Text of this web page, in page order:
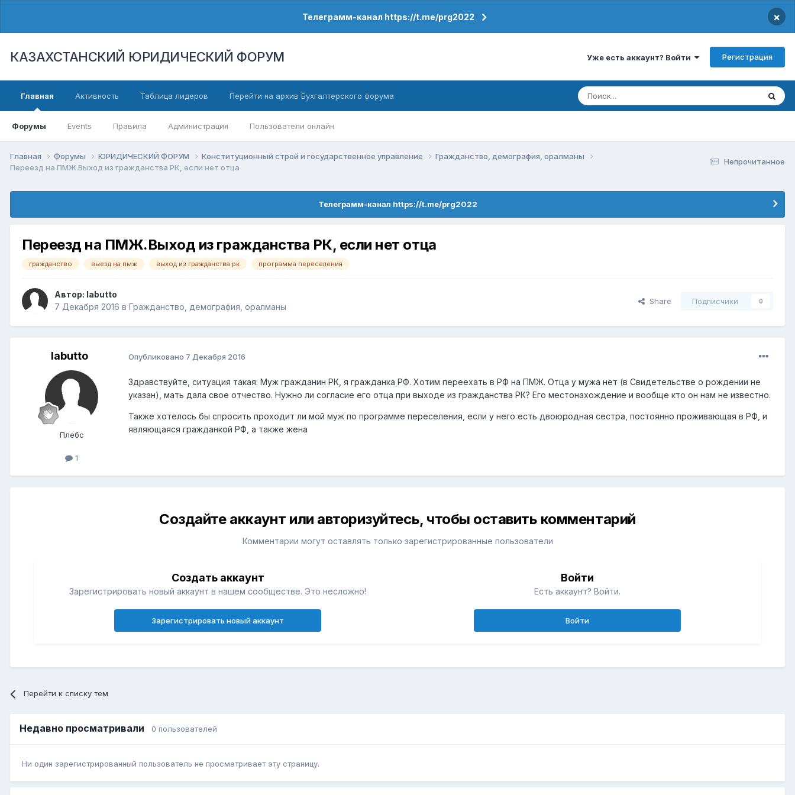
Телеграмм-канал https://t.me/prg2022 ×
КАЗАХСТАНСКИЙ ЮРИДИЧЕСКИЙ ФОРУМ Уже есть аккаунт? Войти Регистрация
Главная
Форумы Events Правила Администрация Пользователи онлайн
Активность Таблица лидеров Перейти на архив Бухгалтерского форума
Непрочитанное
Главная Форумы ЮРИДИЧЕСКИЙ ФОРУМ Конституционный строй и государственное управление
Гражданство, демография, оралманы
Переезд на ПМЖ.Выход из гражданства РК, если нет отца
Телеграмм-канал https://t.me/prg2022
Переезд на ПМЖ.Выход из гражданства РК, если нет отца
гражданство выезд на пмж выход из гражданства рк программа переселения
Автор: labutto
7 Декабря 2016 в Гражданство, демография, оралманы
Share Подписчики 0
labutto
Плебс
1
Опубликовано 7 Декабря 2016
Здравствуйте, ситуация такая: Муж гражданин РК, я гражданка РФ. Хотим переехать в РФ на ПМЖ. Отца у мужа нет (в Свидетельстве о рождении не
указан), мать дала свое отчество. Нужно ли согласие его отца при выходе из гражданства РК? Его местонахождение и вообще кто он нам не известно.
Также хотелось бы спросить проходит ли мой муж по программе переселения, если у него есть двоюродная сестра, постоянно проживающая в РФ, и
являющаяся гражданкой РФ, а также жена
Создайте аккаунт или авторизуйтесь, чтобы оставить комментарий
Комментарии могут оставлять только зарегистрированные пользователи
Создать аккаунт
Зарегистрировать новый аккаунт в нашем сообществе. Это несложно!
Зарегистрировать новый аккаунт
Войти
Есть аккаунт? Войти.
Войти
Перейти к списку тем
Недавно просматривали 0 пользователей
Ни один зарегистрированный пользователь не просматривает эту страницу.